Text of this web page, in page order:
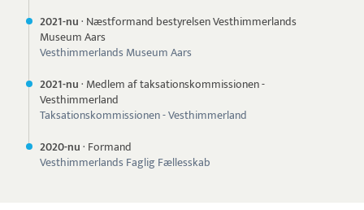
2021-nu· Næstformand bestyrelsen Vesthimmerlands
Museum Aars
Vesthimmerlands Museum Aars
2021-nu· Medlem af taksationskommissionen -
Vesthimmerland
Taksationskommissionen - Vesthimmerland
2020-nu· Formand
Vesthimmerlands Faglig Fællesskab